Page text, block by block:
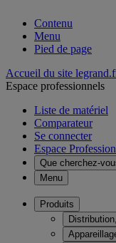
Contenu
Menu
Pied de page
Accueil du site
Espace professionnels
Liste de matériel
Comparateur
Se connecter
Espace
Que cherchez-
Menu
Produits